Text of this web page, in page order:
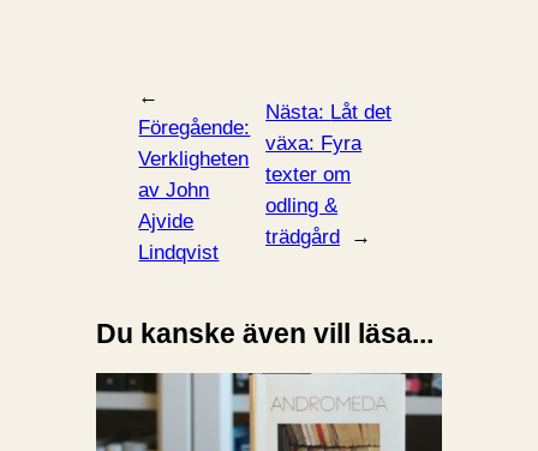
←
Föregående:
Verkligheten
av John
Ajvide
Lindqvist
Nästa: Låt det
växa: Fyra
texter om
odling &
trädgård
→
Du kanske även vill läsa...